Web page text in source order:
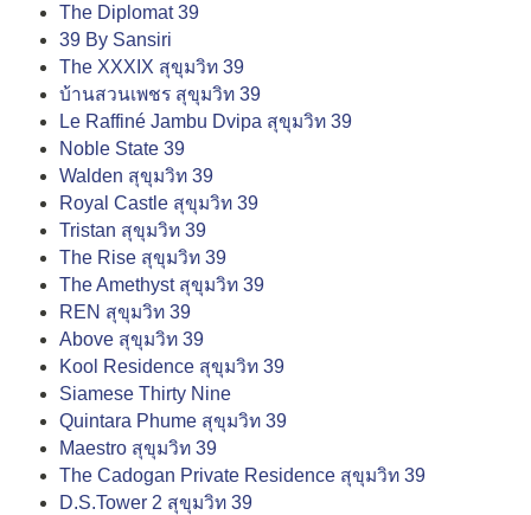
The Diplomat 39
39 By Sansiri
The XXXIX สุขุมวิท 39
บ้านสวนเพชร สุขุมวิท 39
Le Raffiné Jambu Dvipa สุขุมวิท 39
Noble State 39
Walden สุขุมวิท 39
Royal Castle สุขุมวิท 39
Tristan สุขุมวิท 39
The Rise สุขุมวิท 39
The Amethyst สุขุมวิท 39
REN สุขุมวิท 39
Above สุขุมวิท 39
Kool Residence สุขุมวิท 39
Siamese Thirty Nine
Quintara Phume สุขุมวิท 39
Maestro สุขุมวิท 39
The Cadogan Private Residence สุขุมวิท 39
D.S.Tower 2 สุขุมวิท 39